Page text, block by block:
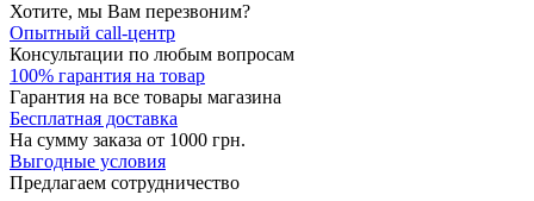
Хотите, мы Вам перезвоним?
Опытный call-центр
Консультации по любым вопросам
100% гарантия на товар
Гарантия на все товары магазина
Бесплатная доставка
На сумму заказа от 1000 грн.
Выгодные условия
Предлагаем сотрудничество